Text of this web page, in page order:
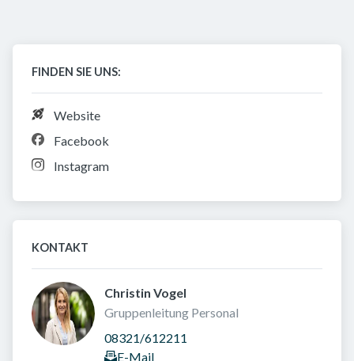
FINDEN SIE UNS:
Website
Facebook
Instagram
KONTAKT
Christin Vogel
Gruppenleitung Personal
08321/612211
E-Mail